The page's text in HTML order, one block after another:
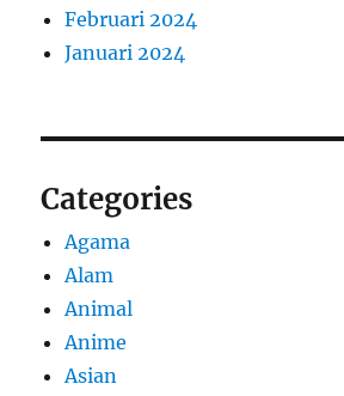
Februari 2024
Januari 2024
Categories
Agama
Alam
Animal
Anime
Asian